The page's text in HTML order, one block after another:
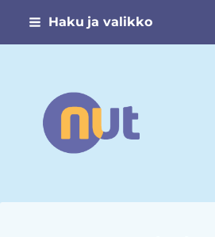
Siirry
Haku ja valikko
Narsismin uhrien tuki ry